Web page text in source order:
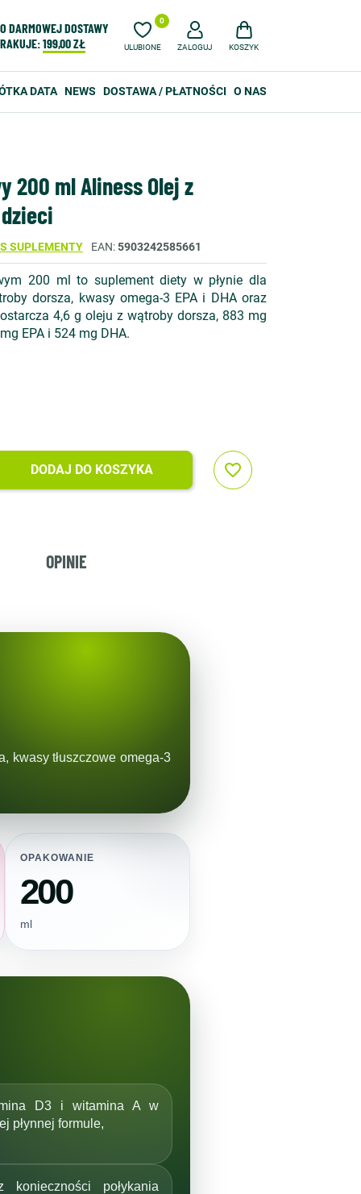
DARMOWEJ DOSTAWY
199,00 ZŁ ULUBIONE
0
ZALOGUJ KOSZYK
DATA NEWS DOSTAWA / PŁATNOŚCI O NAS
200 ml Aliness Olej z
SUPLEMENTY EAN 5903242585661
200 ml to suplement diety w płynie dla
dorsza, kwasy omega-3 EPA i DHA oraz
4,6 g oleju z wątroby dorsza, 883 mg
EPA i 524 mg DHA.
DODAJ DO KOSZYKA favorite_border
OPINIE
kwasy tłuszczowe omega-3
OPAKOWANIE
200
ml
D3 i witamina A w
płynnej formule,
połykania